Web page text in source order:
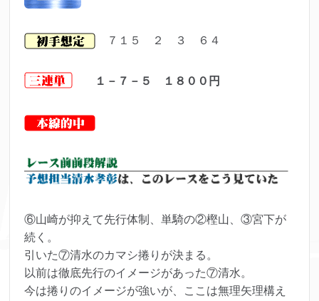
７１５ ２ ３ ６４
１－７－５ １８００円
⑥山崎が抑えて先行体制、単騎の②樫山、③宮下が
続く。
引いた⑦清水のカマシ捲りが決まる。
以前は徹底先行のイメージがあった⑦清水。
今は捲りのイメージが強いが、ここは無理矢理構え